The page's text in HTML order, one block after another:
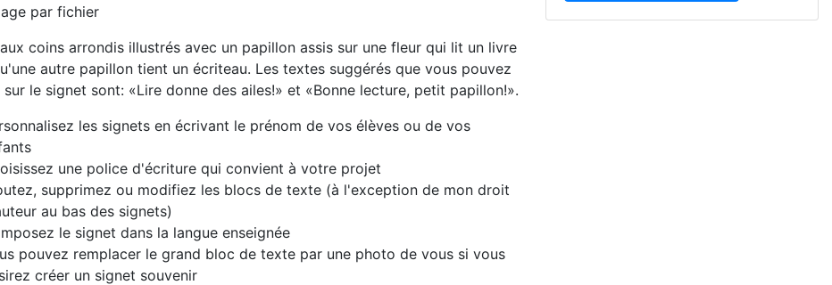
par fichier
coins arrondis illustrés avec un papillon assis sur une fleur qui lit un livre
autre papillon tient un écriteau. Les textes suggérés que vous pouvez
sur le signet sont: «Lire donne des ailes!» et «Bonne lecture, petit papillon!».
les signets en écrivant le prénom de vos élèves ou de vos
une police d'écriture qui convient à votre projet
supprimez ou modifiez les blocs de texte (à l'exception de mon droit
au bas des signets)
le signet dans la langue enseignée
pouvez remplacer le grand bloc de texte par une photo de vous si vous
créer un signet souvenir